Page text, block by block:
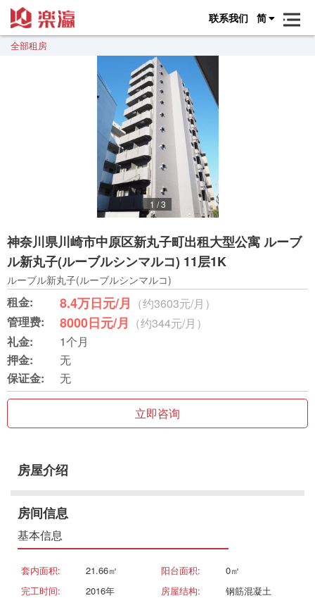
联系我们 简
全部租房
1 /3
神奈川県川崎市中原区新丸子町出租大型公寓 ルーブ
ル新丸子(ルーブルシンマルコ) 11层1K
ルーブル新丸子(ルーブルシンマルコ)
租金: 8.4万日元/月 （约3603元/月）
管理费:
8000日元/月 （约344元/月）
礼金:
1个月
押金:
无
保证金:
无
立即咨询
房屋介绍
房间信息
基本信息
套内面积: 21.66㎡ 阳台面积:
0㎡
完工时间:
2016年 房屋结构:
钢筋混凝土